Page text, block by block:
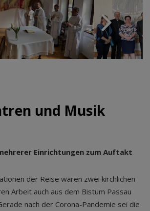
und Musik
Einrichtungen zum Auftakt
der Rei­se waren zwei kirch­li­chen
Arbeit auch aus dem Bis­tum Pas­sau
nach der Coro­na-Pan­de­mie sei die